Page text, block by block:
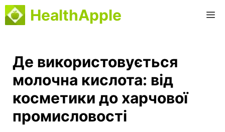
Перейти
до
HealthApple
Де використовується
молочна кислота: від
косметики до харчової
промисловості